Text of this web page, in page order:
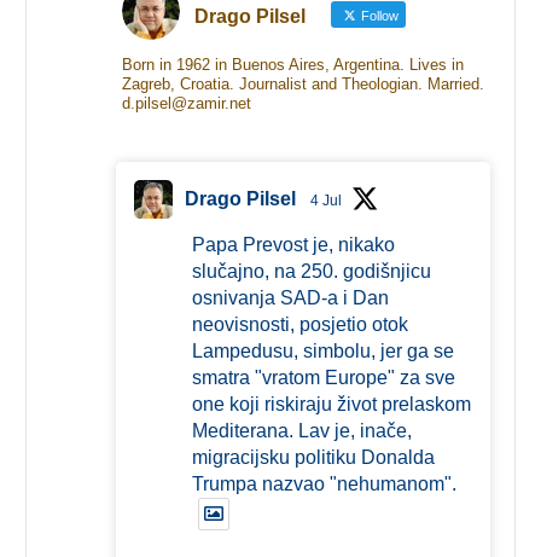
Drago Pilsel Follow
Born in 1962 in Buenos Aires, Argentina. Lives in
Zagreb, Croatia. Journalist and Theologian. Married.
d.pilsel@zamir.net
Drago Pilsel 4 Jul
Papa Prevost je, nikako
slučajno, na 250. godišnjicu
osnivanja SAD-a i Dan
neovisnosti, posjetio otok
Lampedusu, simbolu, jer ga se
smatra "vratom Europe" za sve
one koji riskiraju život prelaskom
Mediterana. Lav je, inače,
migracijsku politiku Donalda
Trumpa nazvao "nehumanom".